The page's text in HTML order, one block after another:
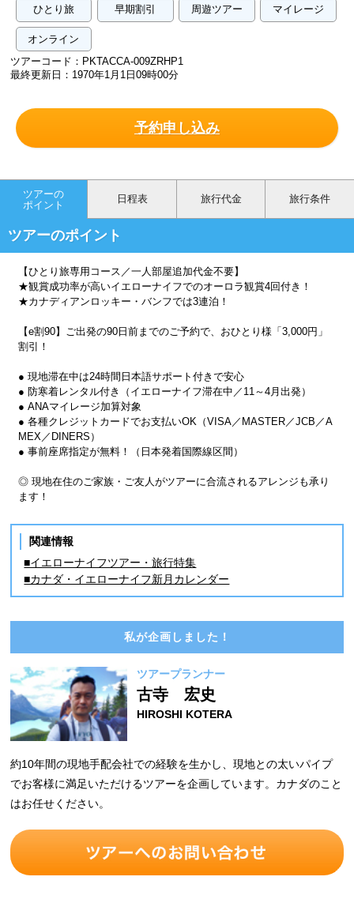
ひとり旅 早期割引 周遊ツアー マイレージ
オンライン
ツアーコード：PKTACCA-009ZRHP1
最終更新日：1970年1月1日09時00分
予約申し込み
ツアーの
ポイント
日程表 旅行代金 旅行条件
ツアーのポイント
【ひとり旅専用コース／一人部屋追加代金不要】
★観賞成功率が高いイエローナイフでのオーロラ観賞4回付き！
★カナディアンロッキー・バンフでは3連泊！
【e割90】ご出発の90日前までのご予約で、おひとり様「3,000円」
割引！
● 現地滞在中は24時間日本語サポート付きで安心
● 防寒着レンタル付き（イエローナイフ滞在中／11～4月出発）
● ANAマイレージ加算対象
● 各種クレジットカードでお支払いOK（VISA／MASTER／JCB／A
MEX／DINERS）
● 事前座席指定が無料！（日本発着国際線区間）
◎ 現地在住のご家族・ご友人がツアーに合流されるアレンジも承り
ます！
関連情報
■イエローナイフツアー・旅行特集
■カナダ・イエローナイフ新月カレンダー
私が企画しました！
ツアープランナー
古寺 宏史
HIROSHI KOTERA
約10年間の現地手配会社での経験を生かし、現地との太いパイプ
でお客様に満足いただけるツアーを企画しています。カナダのこと
はお任せください。